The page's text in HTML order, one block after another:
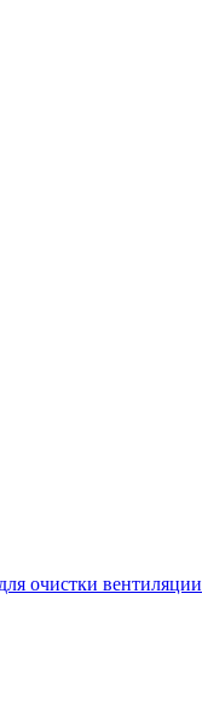
очистки вентиляции